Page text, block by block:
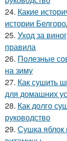
24. Какие
истории
25. Уход за
правила
26. Полезные
на зиму
27. Как сушить
для домашних
28. Как долго
руководство
29. Сушка яблок